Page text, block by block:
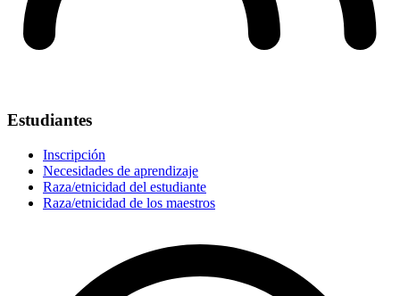
Estudiantes
Inscripción
Necesidades de aprendizaje
Raza/etnicidad del estudiante
Raza/etnicidad de los maestros